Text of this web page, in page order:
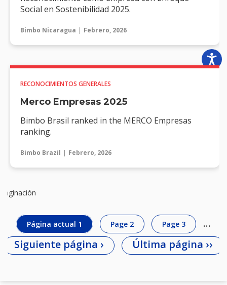
Social en Sostenibilidad 2025.
Bimbo Nicaragua Febrero, 2026
RECONOCIMIENTOS GENERALES
Merco Empresas 2025
Bimbo Brasil ranked in the MERCO Empresas
ranking.
Bimbo Brazil Febrero, 2026
Paginación
Página actual 1 Page 2 Page 3
…
Siguiente página › Última página ››